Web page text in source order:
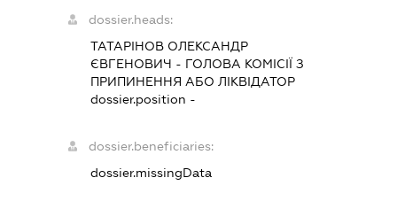
dossier.heads:
ТАТАРІНОВ ОЛЕКСАНДР
ЄВГЕНОВИЧ - ГОЛОВА КОМІСІЇ З
ПРИПИНЕННЯ АБО ЛІКВІДАТОР
dossier.position -
dossier.beneficiaries:
dossier.missingData